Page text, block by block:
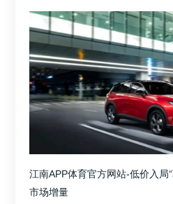
江南APP体育官方网站-低价入局
市场增量